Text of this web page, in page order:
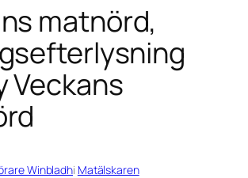
matnörd,
Veckans
Winbladhi Matälskaren